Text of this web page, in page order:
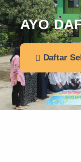
AYO
Daftar